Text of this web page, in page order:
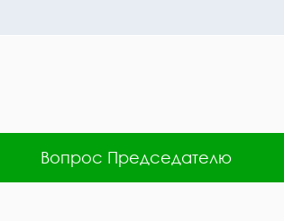
Вопрос Председателю